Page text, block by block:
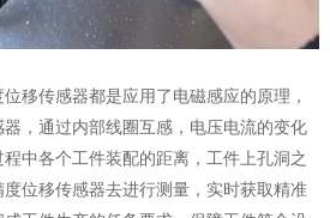
移传感器都是应用了电磁感应的原理，
，通过内部线圈互感，电压电流的变化
中各个工件装配的距离，工件上孔洞之
位移传感器去进行测量，实时获取精准